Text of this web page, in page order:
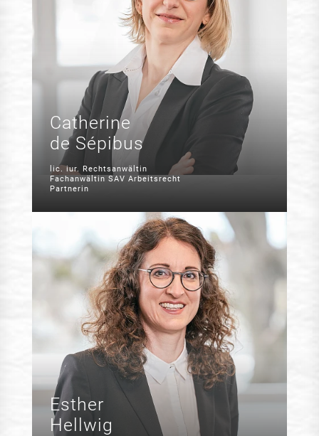
Catherine
de Sépibus
lic. iur. Rechtsanwältin
Fachanwältin SAV Arbeitsrecht
Partnerin
Esther
Hellwig